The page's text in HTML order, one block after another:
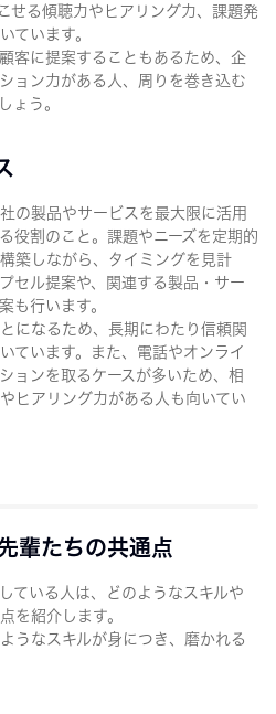
せる傾聴力やヒアリング力、課題発
ています。
客に提案することもあるため、企
ョン力がある人、周りを巻き込む
ょう。
の製品やサービスを最大限に活用
役割のこと。課題やニーズを定期的
築しながら、タイミングを見計
セル提案や、関連する製品・サー
も行います。
になるため、長期にわたり信頼関
ています。また、電話やオンライ
ョンを取るケースが多いため、相
ヒアリング力がある人も向いてい
輩たちの共通点
ている人は、どのようなスキルや
を紹介します。
うなスキルが身につき、磨かれる